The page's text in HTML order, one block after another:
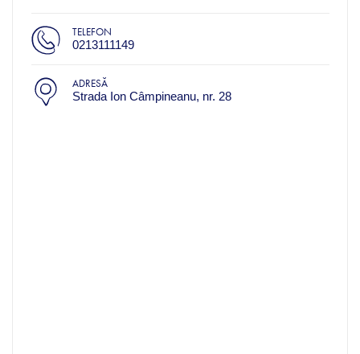
TELEFON
0213111149
ADRESĂ
Strada Ion Câmpineanu, nr. 28